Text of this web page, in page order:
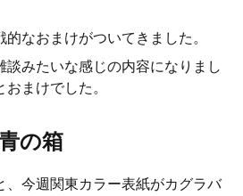
なおまけがついてきました。
談みたいな感じの内容になりまし
まけでした。
の箱
、今週関東カラー表紙がカグラバ